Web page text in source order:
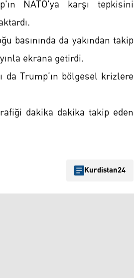
NATO'ya karşı tepkisini
basınında da yakından takip
ekrana getirdi.
Trump’ın bölgesel krizlere
dakika dakika takip eden
Kurdistan24